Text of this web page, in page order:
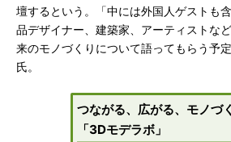
壇するという。「中には外国人ゲストも
品デザイナー、建築家、アーティストな
来のモノづくりについて語ってもらう予
氏。
つながる、広がる、モノづ
「3Dモデラボ」